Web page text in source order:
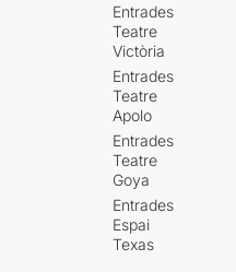
Entrades
Teatre
Victòria
Entrades
Teatre
Apolo
Entrades
Teatre
Goya
Entrades
Espai
Texas